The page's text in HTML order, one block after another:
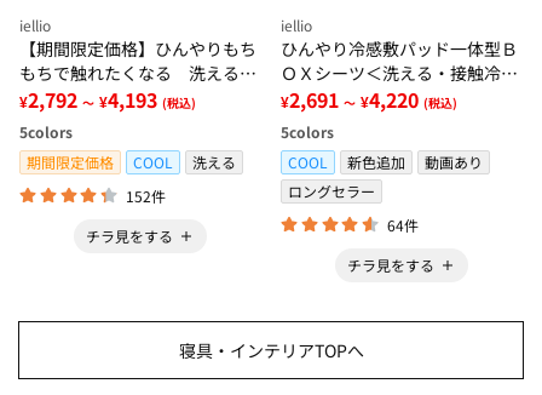
iellio
【期間限定価格】ひんやりもち
もちで触れたくなる 洗えるラ
グ＜低反発・滑りにくい・接触
冷感・防ダニ・カーペット＞
¥2,792 ～ ¥4,193 (税込)
5colors
期間限定価格
COOL
洗える
152件
チラ見をする
iellio
ひんやり冷感敷パッド一体型Ｂ
ＯＸシーツ＜洗える・接触冷
感・抗菌防臭・時短・家事楽・
ボックスシーツ・寝苦しさ対策
＞
¥2,691 ～ ¥4,220 (税込)
5colors
COOL
新色追加
動画あり
ロングセラー
64件
チラ見をする
寝具・インテリアTOPへ